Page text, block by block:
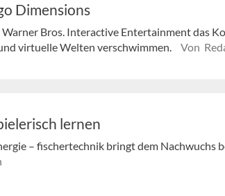
Dimensions
Bros. Interactive Entertainment das
virtuelle Welten verschwimmen.
Von
lernen
– fischertechnik bringt dem Nachwuchs